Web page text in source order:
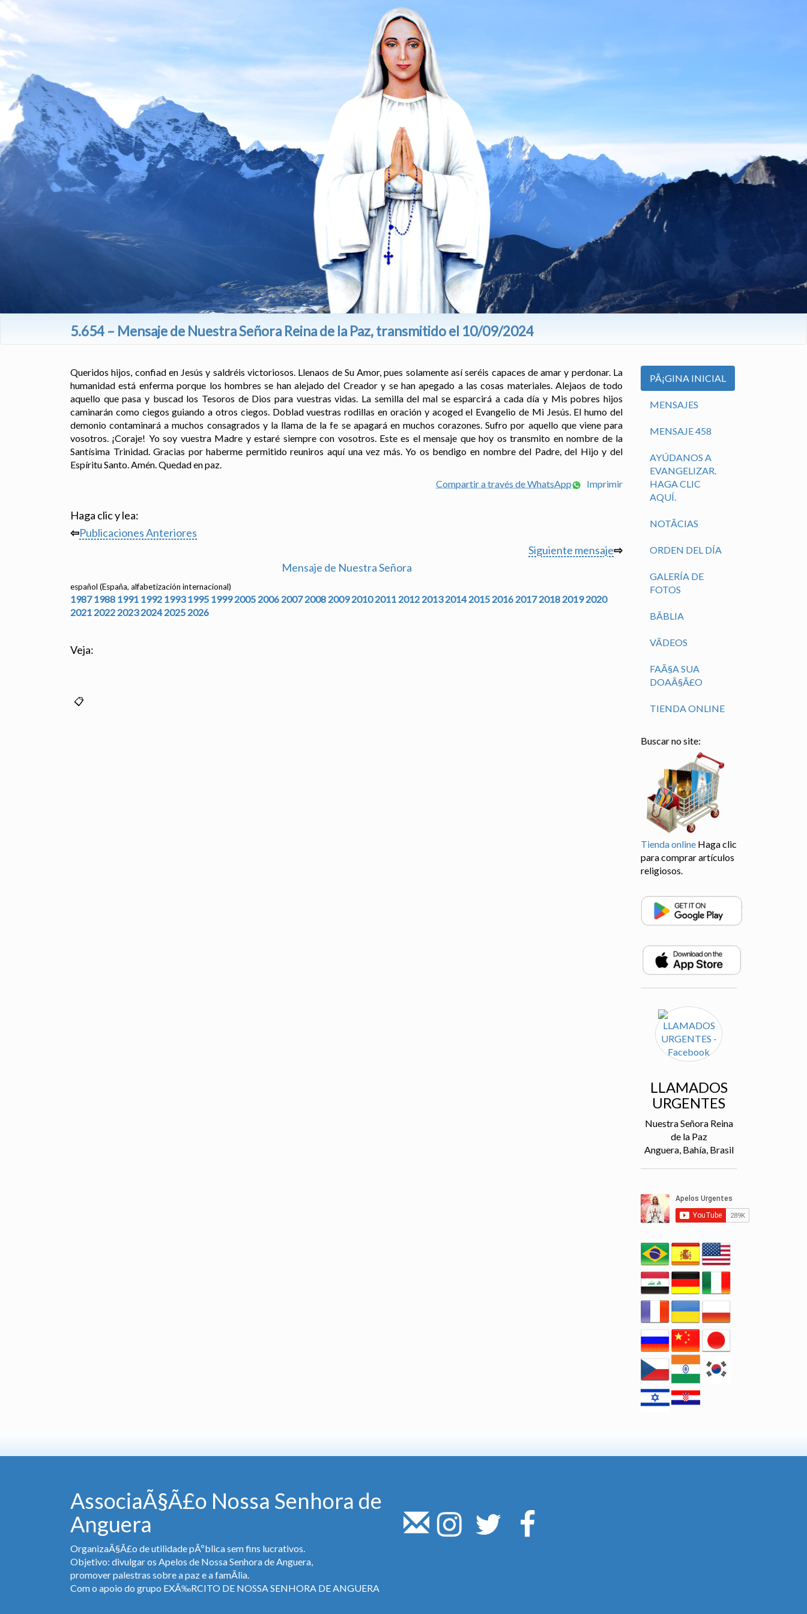
5.654 – Mensaje de Nuestra Señora Reina de la Paz, transmitido el 10/09/2024
Queridos hijos, confiad en Jesús y saldréis victoriosos. Llenaos de Su Amor, pues solamente así seréis capaces de amar y perdonar. La
humanidad está enferma porque los hombres se han alejado del Creador y se han apegado a las cosas materiales. Alejaos de todo
aquello que pasa y buscad los Tesoros de Dios para vuestras vidas. La semilla del mal se esparcirá a cada día y Mis pobres hijos
caminarán como ciegos guiando a otros ciegos. Doblad vuestras rodillas en oración y acoged el Evangelio de Mi Jesús. El humo del
demonio contaminará a muchos consagrados y la llama de la fe se apagará en muchos corazones. Sufro por aquello que viene para
vosotros. ¡Coraje! Yo soy vuestra Madre y estaré siempre con vosotros. Este es el mensaje que hoy os transmito en nombre de la
Santísima Trinidad. Gracias por haberme permitido reuniros aquí una vez más. Yo os bendigo en nombre del Padre, del Hijo y del
Espíritu Santo. Amén. Quedad en paz.
Compartir a través de WhatsApp
Imprimir
Haga clic y lea:
⇦Publicaciones Anteriores
Siguiente mensaje⇨
Mensaje de Nuestra Señora
español (España, alfabetización internacional)
1987 1988 1991 1992 1993 1995 1999 2005 2006 2007 2008 2009 2010 2011 2012 2013 2014 2015 2016 2017 2018 2019 2020
2021 2022 2023 2024 2025 2026
Veja:
PÃ¡GINA INICIAL
MENSAJES
MENSAJE 458
AYÚDANOS A
EVANGELIZAR.
HAGA CLIC
AQUÍ.
NOTÃ­CIAS
ORDEN DEL DÍA
GALERÍA DE
FOTOS
BÃ­BLIA
VÃ­DEOS
FAÃ§A SUA
DOAÃ§Ã£O
TIENDA ONLINE
Buscar no site:
Tienda online Haga clic
para comprar artículos
religiosos.
LLAMADOS
URGENTES
Nuestra Señora Reina
de la Paz
Anguera, Bahía, Brasil
AssociaÃ§Ã£o Nossa Senhora de
Anguera
OrganizaÃ§Ã£o de utilidade pÃºblica sem fins lucrativos.
Objetivo: divulgar os Apelos de Nossa Senhora de Anguera,
promover palestras sobre a paz e a famÃ­lia.
Com o apoio do grupo EXÃ‰RCITO DE NOSSA SENHORA DE ANGUERA